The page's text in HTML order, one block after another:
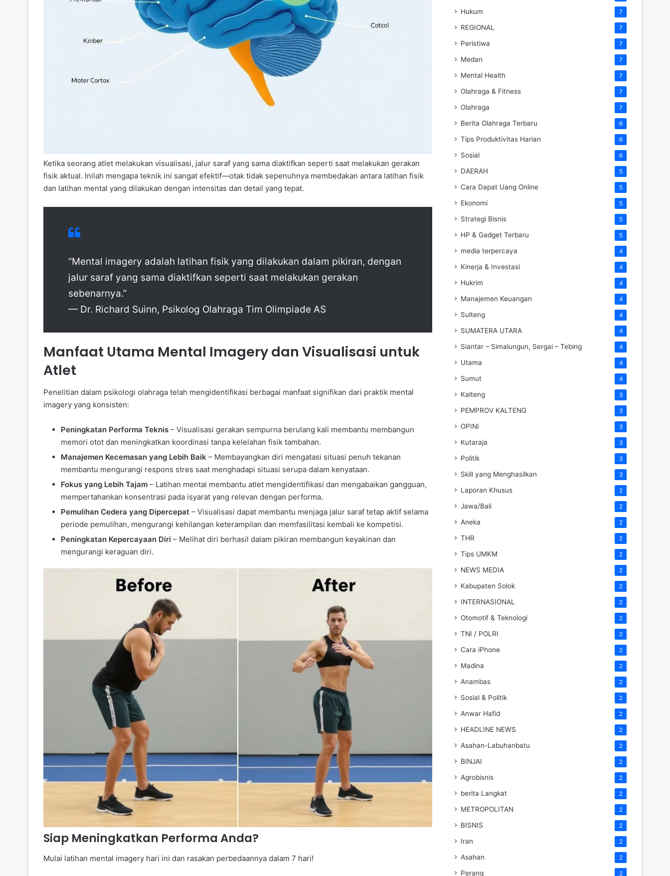
Ketika seorang atlet melakukan visualisasi, jalur saraf yang sama diaktifkan seperti saat melakukan gerakan
fisik aktual. Inilah mengapa teknik ini sangat efektif—otak tidak sepenuhnya membedakan antara latihan fisik
dan latihan mental yang dilakukan dengan intensitas dan detail yang tepat.
“Mental imagery adalah latihan fisik yang dilakukan dalam pikiran, dengan
jalur saraf yang sama diaktifkan seperti saat melakukan gerakan
sebenarnya.”
— Dr. Richard Suinn, Psikolog Olahraga Tim Olimpiade AS
Manfaat Utama Mental Imagery dan Visualisasi untuk
Atlet
Penelitian dalam psikologi olahraga telah mengidentifikasi berbagai manfaat signifikan dari praktik mental
imagery yang konsisten:
Peningkatan Performa Teknis – Visualisasi gerakan sempurna berulang kali membantu membangun
memori otot dan meningkatkan koordinasi tanpa kelelahan fisik tambahan.
Manajemen Kecemasan yang Lebih Baik – Membayangkan diri mengatasi situasi penuh tekanan
membantu mengurangi respons stres saat menghadapi situasi serupa dalam kenyataan.
Fokus yang Lebih Tajam – Latihan mental membantu atlet mengidentifikasi dan mengabaikan gangguan,
mempertahankan konsentrasi pada isyarat yang relevan dengan performa.
Pemulihan Cedera yang Dipercepat – Visualisasi dapat membantu menjaga jalur saraf tetap aktif selama
periode pemulihan, mengurangi kehilangan keterampilan dan memfasilitasi kembali ke kompetisi.
Peningkatan Kepercayaan Diri – Melihat diri berhasil dalam pikiran membangun keyakinan dan
mengurangi keraguan diri.
Siap Meningkatkan Performa Anda?
Mulai latihan mental imagery hari ini dan rasakan perbedaannya dalam 7 hari!
Hukum 7
REGIONAL 7
Peristiwa 7
Medan 7
Mental Health 7
Olahraga & Fitness 7
Olahraga 7
Berita Olahraga Terbaru 6
Tips Produktivitas Harian 6
Sosial 6
DAERAH 5
Cara Dapat Uang Online 5
Ekonomi 5
Strategi Bisnis 5
HP & Gadget Terbaru 5
media terpercaya 4
Kinerja & Investasi 4
Hukrim 4
Manajemen Keuangan 4
Sulteng 4
SUMATERA UTARA 4
Siantar – Simalungun, Sergai – Tebing 4
Utama 4
Sumut 4
Kalteng 3
PEMPROV KALTENG 3
OPINI 3
Kutaraja 3
Politik 3
Skill yang Menghasilkan 3
Laporan Khusus 2
Jawa/Bali 2
Aneka 2
THR 2
Tips UMKM 2
NEWS MEDIA 2
Kabupaten Solok 2
INTERNASIONAL 2
Otomotif & Teknologi 2
TNI / POLRI 2
Cara iPhone 2
Madina 2
Anambas 2
Sosial & Politik 2
Anwar Hafid 2
HEADLINE NEWS 2
Asahan-Labuhanbatu 2
BINJAI 2
Agrobisnis 2
berita Langkat 2
METROPOLITAN 2
BISNIS 2
Iran 2
Asahan 2
Perang 2